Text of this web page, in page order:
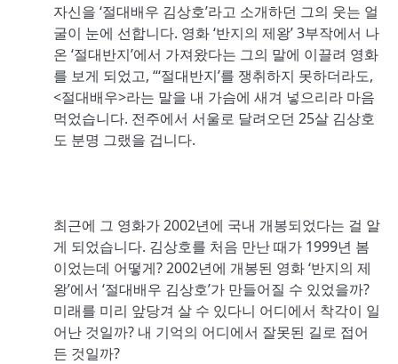
자신을 ‘절대배우 김상호’라고 소개하던 그의 웃는 얼
굴이 눈에 선합니다. 영화 ‘반지의 제왕’ 3부작에서 나
온 ‘절대반지’에서 가져왔다는 그의 말에 이끌려 영화
를 보게 되었고, “‘절대반지’를 쟁취하지 못하더라도,
<절대배우>라는 말을 내 가슴에 새겨 넣으리라 마음
먹었습니다. 전주에서 서울로 달려오던 25살 김상호
도 분명 그랬을 겁니다.
최근에 그 영화가 2002년에 국내 개봉되었다는 걸 알
게 되었습니다. 김상호를 처음 만난 때가 1999년 봄
이었는데 어떻게? 2002년에 개봉된 영화 ‘반지의 제
왕’에서 ‘절대배우 김상호’가 만들어질 수 있었을까?
미래를 미리 앞당겨 살 수 있다니 어디에서 착각이 일
어난 것일까? 내 기억의 어디에서 잘못된 길로 접어
든 것일까?